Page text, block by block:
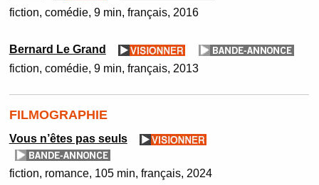
fiction comédie 9 min français 2016
Bernard Le Grand
fiction comédie 9 min français 2013
FILMOGRAPHIE
Vous n’êtes pas seuls
fiction romance 105 min français 2024